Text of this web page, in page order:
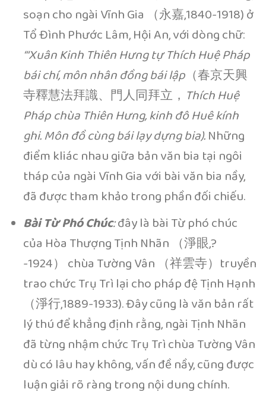
soạn cho ngài Vĩnh Gia （永嘉,1840-1918) ở
Tổ Đình Phước Lâm, Hội An, với dòng chữ:
“‘Xuân Kinh Thiên Hưng tự Thích Huệ Pháp
bái chí, môn nhân đồng bái lập （春京天興
寺釋慧法拜識、門人同拜立， Thích Huệ
Pháp chùa Thiên Hưng, kinh đô Huê kính
ghi. Môn đồ cùng bái lạy dựng bia).Những
điểm kliác nhau giữa bản văn bia tại ngôi
tháp của ngài Vĩnh Gia với bài văn bia nầy,
đã được tham khảo trong phần đối chiếu.
Bài Từ Phó Chúc:đây là bài Từ phó chúc
của Hòa Thượng Tịnh Nhãn （淨眼,?
-1924） chùa Tường Vân （祥雲寺）truyền
trao chức Trụ Trì lại cho pháp đệ Tịnh Hạnh
（淨行,1889-1933). Đây cũng là văn bản rất
lý thú để khẳng định rằng, ngài Tịnh Nhãn
đã từng nhậm chức Trụ Trì chùa Tường Vân
dù có lâu hay không, vấn đề nầy, cũng được
luận giải rõ ràng trong nội dung chính.